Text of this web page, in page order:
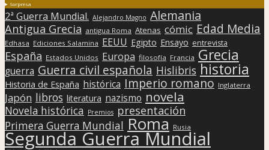
Sorpresa
2ª Guerra Mundial. Alejandro Magno Alemania
Antigua Grecia antigua Roma Atenas cómic Edad Media
Edhasa Ediciones Salamina EEUU Egipto Ensayo entrevista
España Estados Unidos Europa filosofía Francia Grecia
guerra Guerra civil española Hislibris historia
Historia de España histórica Imperio romano Inglaterra
Japón libros literatura nazismo novela
Novela histórica Premios presentación
Primera Guerra Mundial Roma Rusia
Segunda Guerra Mundial